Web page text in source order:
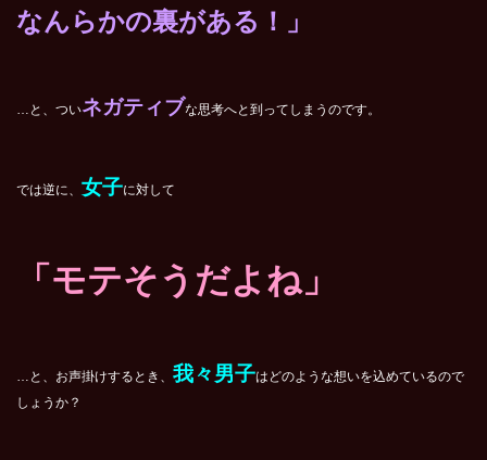
なんらかの裏がある！」
…と、ついネガティブな思考へと到ってしまうのです。
では逆に、 女子に対して
「モテそうだよね」
…と、お声掛けするとき、 我々男子はどのような想いを込めているので
しょうか？